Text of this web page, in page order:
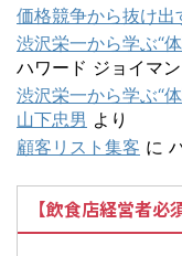
価格競争から抜け
渋沢栄一から学ぶ“
ハワード ジョイマン
渋沢栄一から学ぶ“
山下忠男 より
顧客リスト集客 に
【飲食店経営者必